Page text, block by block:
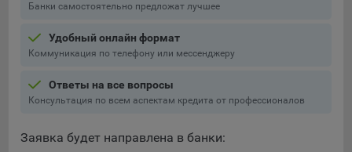
Банки самостоятельно предложат лучшее
Удобный онлайн формат
Коммуникация по телефону или мессенджеру
Ответы на все вопросы
Консультация по всем аспектам кредита от профессионалов
Заявка будет направлена в банки: